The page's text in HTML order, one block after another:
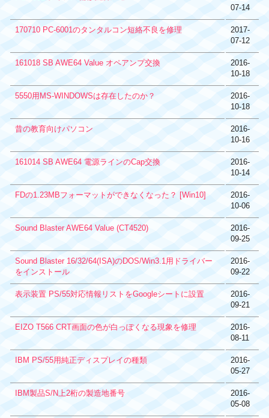
07-14
170710 PC-6001のタンタルコン短絡不良を修理
2017-
07-12
161018 SB AWE64 Value オペアンプ交換
2016-
10-18
5550用MS-WINDOWSは存在したのか？
2016-
10-18
昔の教育向けパソコン
2016-
10-16
161014 SB AWE64 電源ラインのCap交換
2016-
10-14
FDの1.23MBフォーマットができなくなった？ [Win10]
2016-
10-06
Sound Blaster AWE64 Value (CT4520)
2016-
09-25
Sound Blaster 16/32/64(ISA)のDOS/Win3.1用ドライバー
をインストール
2016-
09-22
表示装置 PS/55対応情報リストをGoogleシートに設置
2016-
09-21
EIZO T566 CRT画面の色が白っぽくなる現象を修理
2016-
08-11
IBM PS/55用純正ディスプレイの種類
2016-
05-27
IBM製品S/N上2桁の製造地番号
2016-
05-08